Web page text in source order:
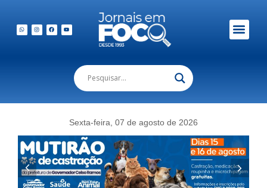
Sexta-feira, 07 de agosto de 2026